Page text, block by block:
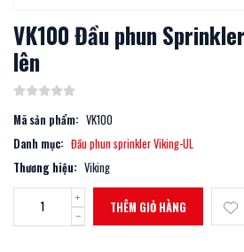
VK100 Đầu phun
lên
Mã sản phẩm: VK100
Danh mục: Đầu phun sprinkler Viking-UL
Thương hiệu: Viking
THÊM GIỎ HÀNG